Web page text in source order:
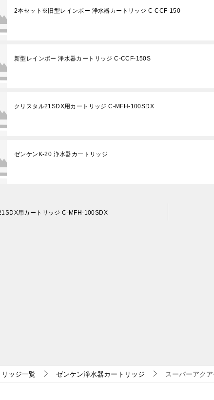
2本セット※旧型レインボー 浄水器カートリッジ C-CCF-150
新型レインボー 浄水器カートリッジ C-CCF-150S
クリスタル21SDX用カートリッジ C-MFH-100SDX
ゼンケンK-20 浄水器カートリッジ
用カートリッジ C-MFH-100SDX
ッジ一覧 ゼンケン浄水器カートリッジ スーパーアク